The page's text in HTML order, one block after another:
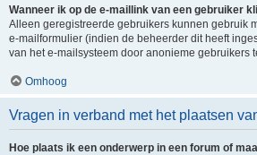
Wanneer ik op de e-maillink van een gebruiker
Alleen geregistreerde gebruikers kunnen gebruik
e-mailformulier (indien de beheerder dit heeft
van het e-mailsysteem door anonieme gebruikers
Omhoog
Vragen in verband met het plaatsen
Hoe plaats ik een onderwerp in een forum of